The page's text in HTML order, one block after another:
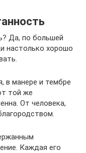
Да, по большей
настолько хорошо
в манере и тембре
той же
От человека,
Каждая его